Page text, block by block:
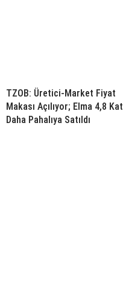
TZOB: Üretici-Market Fiyat
Makası Açılıyor; Elma 4,8 Kat
Daha Pahalıya Satıldı